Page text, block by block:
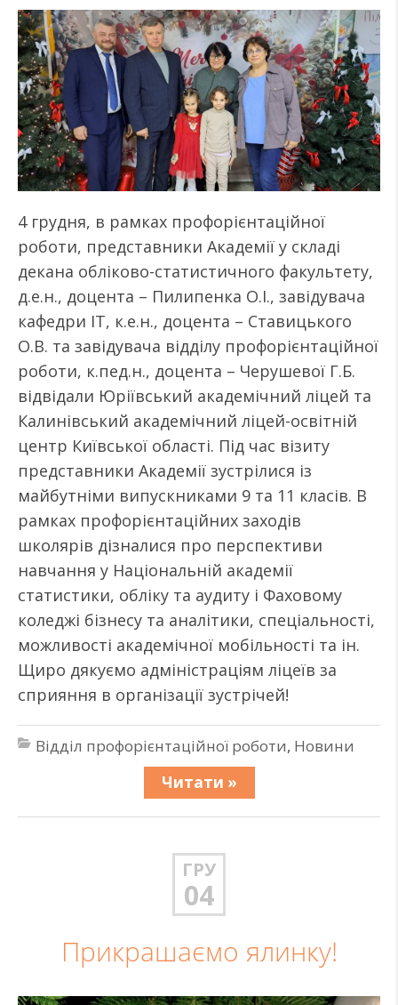
4 грудня, в рамках профорієнтаційної
роботи, представники Академії у складі
декана обліково-статистичного факультету,
д.е.н., доцента – Пилипенка О.І., завідувача
кафедри ІТ, к.е.н., доцента – Ставицького
О.В. та завідувача відділу профорієнтаційної
роботи, к.пед.н., доцента – Черушевої Г.Б.
відвідали Юріївський академічний ліцей та
Калинівський академічний ліцей-освітній
центр Київської області. Під час візиту
представники Академії зустрілися із
майбутніми випускниками 9 та 11 класів. В
рамках профорієнтаційних заходів
школярів дізналися про перспективи
навчання у Національній академії
статистики, обліку та аудиту і Фаховому
коледжі бізнесу та аналітики, спеціальності,
можливості академічної мобільності та ін.
Щиро дякуємо адміністраціям ліцеїв за
сприяння в організації зустрічей!
Відділ профорієнтаційної роботи, Новини
Читати »
ГРУ
04
Прикрашаємо ялинку!